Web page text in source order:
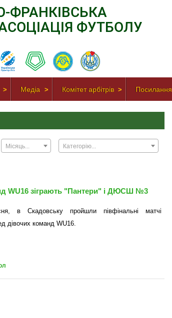
ФРАНКІВСЬКА
ФУТБОЛУ
Медіа Комітет арбітрів Посилання
Місяць... Категорію...
WU16 зіграють "Пантери" і ДЮСШ №3
в Скадовську пройшли півфінальні матчі
дівочих команд WU16.